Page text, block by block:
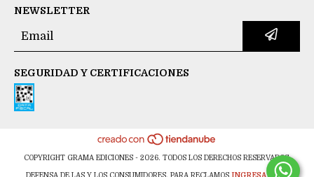
NEWSLETTER
SEGURIDAD Y CERTIFICACIONES
COPYRIGHT GRAMA EDICIONES - 2026. TODOS LOS DERECHOS RESERVADOS.
DEFENSA DE LAS Y LOS CONSUMIDORES. PARA RECLAMOS INGRESA AQUÍ.